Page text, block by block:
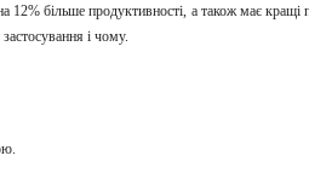
більше продуктивності, а також має кращі
і чому.